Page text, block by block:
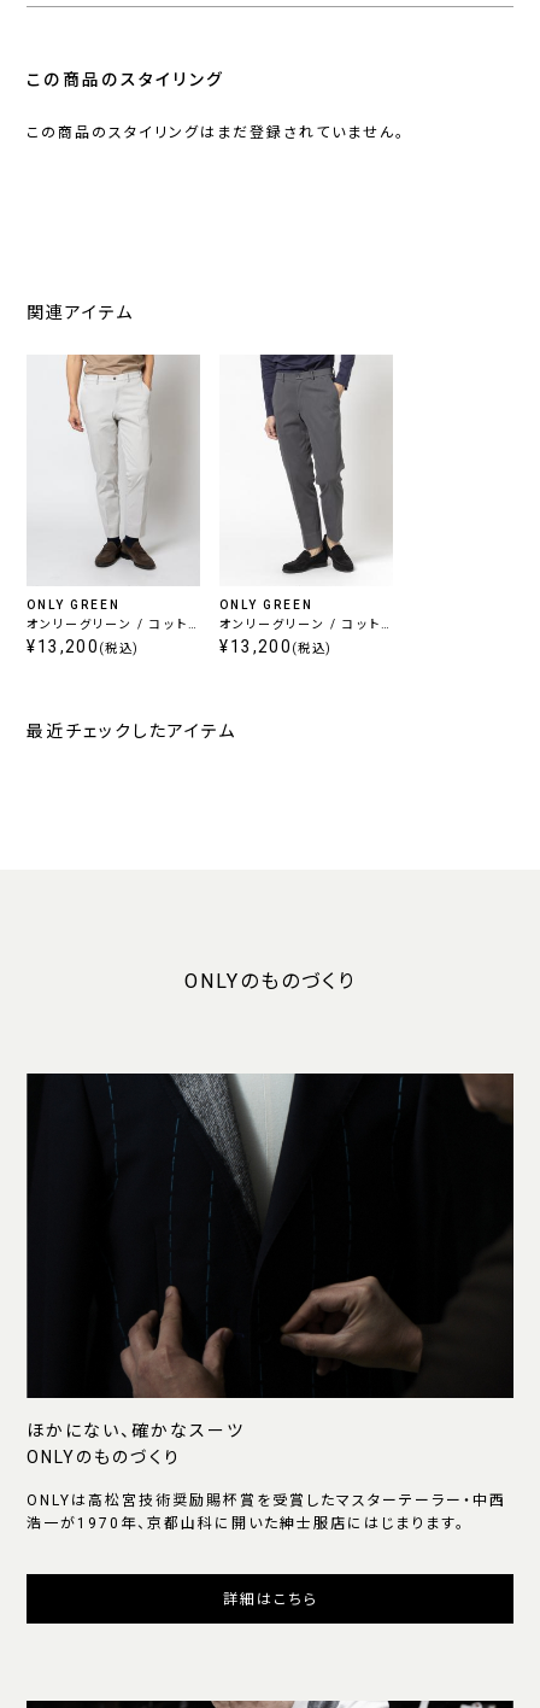
この商品のスタイリング
この商品のスタイリングはまだ登録されていません。
関連アイテム
ONLY GREEN
オンリーグリーン / コット
ン混ジャージーパンツ ライ
¥13,200 (税込)
ONLY GREEN
オンリーグリーン / コット
ン混ジャージーパンツ グレ
¥13,200 (税込)
最近チェックしたアイテム
ONLYのものづくり
ほかにない、確かなスーツ
ONLYのものづくり
ONLYは高松宮技術奨励賜杯賞を受賞したマスターテーラー・中西
浩一が1970年、京都山科に開いた紳士服店にはじまります。
詳細はこちら